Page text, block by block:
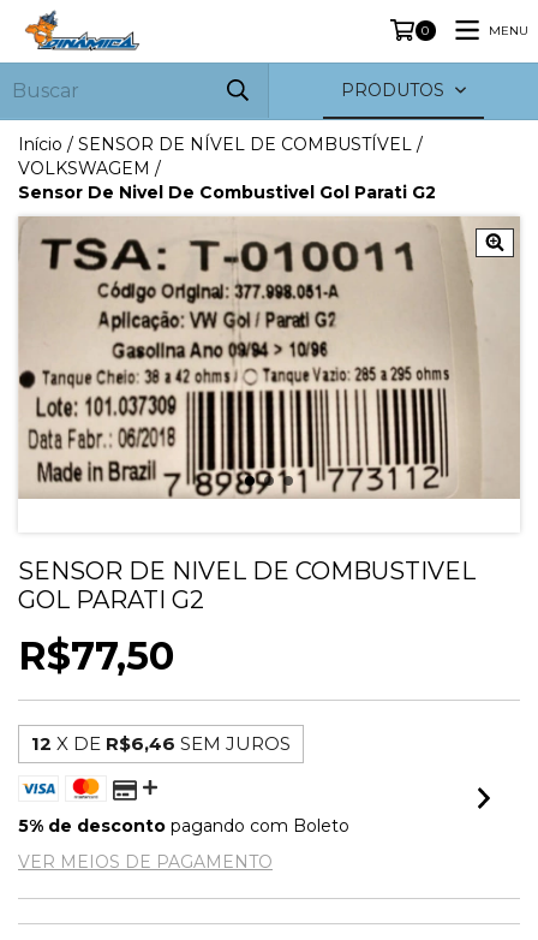
0 MENU
PRODUTOS
Início / SENSOR DE NÍVEL DE COMBUSTÍVEL /
VOLKSWAGEM /
Sensor De Nivel De Combustivel Gol Parati G2
SENSOR DE NIVEL DE COMBUSTIVEL
GOL PARATI G2
R$77,50
12 X DE R$6,46 SEM JUROS
5% de desconto pagando com Boleto
VER MEIOS DE PAGAMENTO